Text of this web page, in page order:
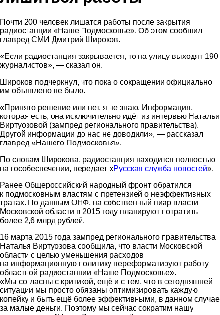
Почти 200 человек лишатся работы после закрытия
радиостанции «Наше Подмосковье». Об этом сообщил
главред СМИ Дмитрий Широков.
«Если радиостанция закрывается, то на улицу выходят 190
журналистов», — сказал он.
Широков подчеркнул, что пока о сокращении официально
им объявлено не было.
«Принято решение или нет, я не знаю. Информация,
которая есть, она исключительно идёт из интервью Натальи
Виртуозовой (зампред регионального правительства).
Другой информации до нас не доводили», — рассказал
главред «Нашего Подмосковья».
По словам Широкова, радиостанция находится полностью
на гособеспечении, передает «Русская служба новостей».
Ранее Общероссийский народный фронт обратился
к подмосковным властям с претензией о неэффективных
тратах. По данным ОНФ, на собственный пиар власти
Московской области в 2015 году планируют потратить
более 2,6 млрд рублей.
16 марта 2015 года зампред регионального правительства
Наталья Виртуозова сообщила, что власти Московской
области с целью уменьшения расходов
на информационную политику переформатируют работу
областной радиостанции «Наше Подмосковье».
«Мы согласны с критикой, ещё и с тем, что в сегодняшней
ситуации мы просто обязаны оптимизировать каждую
копейку и быть ещё более эффективными, в данном случае
за малые деньги. Поэтому мы сейчас сократим нашу